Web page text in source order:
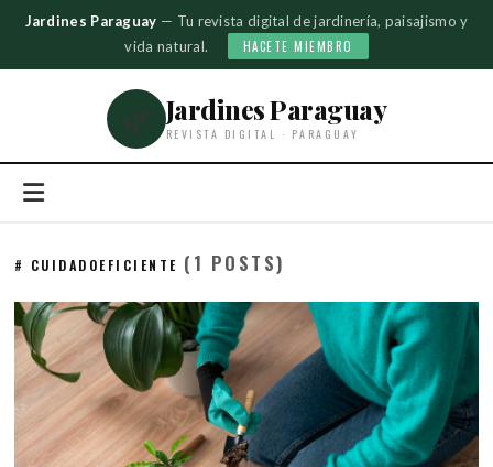
Jardines Paraguay — Tu revista digital de jardinería, paisajismo y
vida natural.
HACETE MIEMBRO
🌿 Jardines Paraguay
REVISTA DIGITAL · PARAGUAY
# CUIDADOEFICIENTE (1 POSTS)